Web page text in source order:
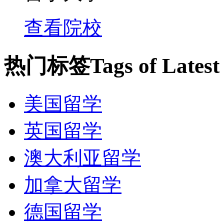
查看院校
热门标签Tags of Latest
美国留学
英国留学
澳大利亚留学
加拿大留学
德国留学